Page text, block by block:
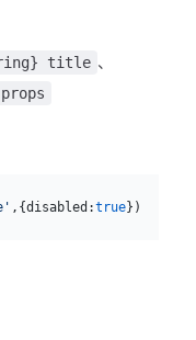
title 、
,{disabled:true})